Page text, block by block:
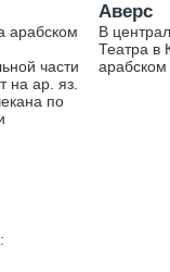
арабском
части
на ар. яз.
Аверс
В
Театра в
арабском